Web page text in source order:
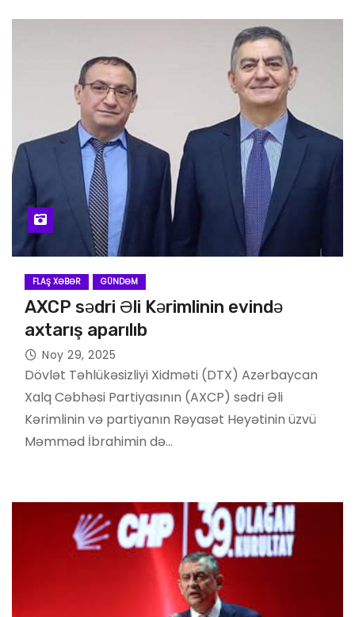
FLAŞ XƏBƏR GÜNDƏM
AXCP sədri Əli Kərimlinin evində
axtarış aparılıb
Noy 29, 2025
Dövlət Təhlükəsizliyi Xidməti (DTX) Azərbaycan
Xalq Cəbhəsi Partiyasının (AXCP) sədri Əli
Kərimlinin və partiyanın Rəyasət Heyətinin üzvü
Məmməd İbrahimin də…